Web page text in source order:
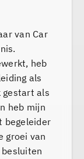
van Car
heb
als
gestart als
heb mijn
begeleider
groei van